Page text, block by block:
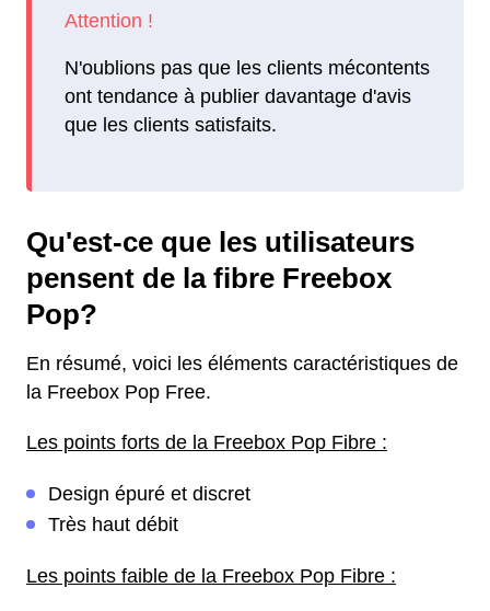
N'oublions pas que les clients mécontents
ont tendance à publier davantage d'avis
que les clients satisfaits.
Qu'est-ce que les utilisateurs
pensent de la fibre Freebox
Pop?
En résumé, voici les éléments caractéristiques de
la Freebox Pop Free.
Les points forts de la Freebox Pop Fibre :
Design épuré et discret
Très haut débit
Les points faible de la Freebox Pop Fibre :